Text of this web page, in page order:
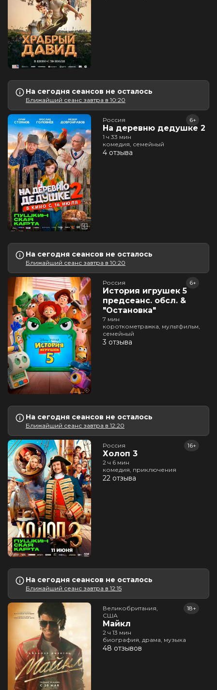
На сегодня сеансов не осталось
Ближайший сеанс завтра в 10:20
Россия
На деревню дедушке 2
6+
1 ч 33 мин
комедия, семейный
4 отзыва
На сегодня сеансов не осталось
Ближайший сеанс завтра в 10:20
Россия
История игрушек 5
предсеанс. обсл. &
"Остановка"
6+
7 мин
короткометражка, мультфильм,
семейный
3 отзыва
На сегодня сеансов не осталось
Ближайший сеанс завтра в 12:20
Россия
Холоп 3
16+
2 ч 6 мин
комедия, приключения
22 отзыва
На сегодня сеансов не осталось
Ближайший сеанс завтра в 12:15
Великобритания,
США
Майкл
18+
2 ч 13 мин
биография, драма, музыка
48 отзывов